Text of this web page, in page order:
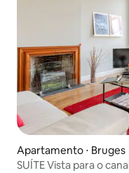
Apartamento ⋅ Bruges
SUÍTE Vista para o canal